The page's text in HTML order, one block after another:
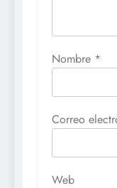
Nombre *
Correo
Web